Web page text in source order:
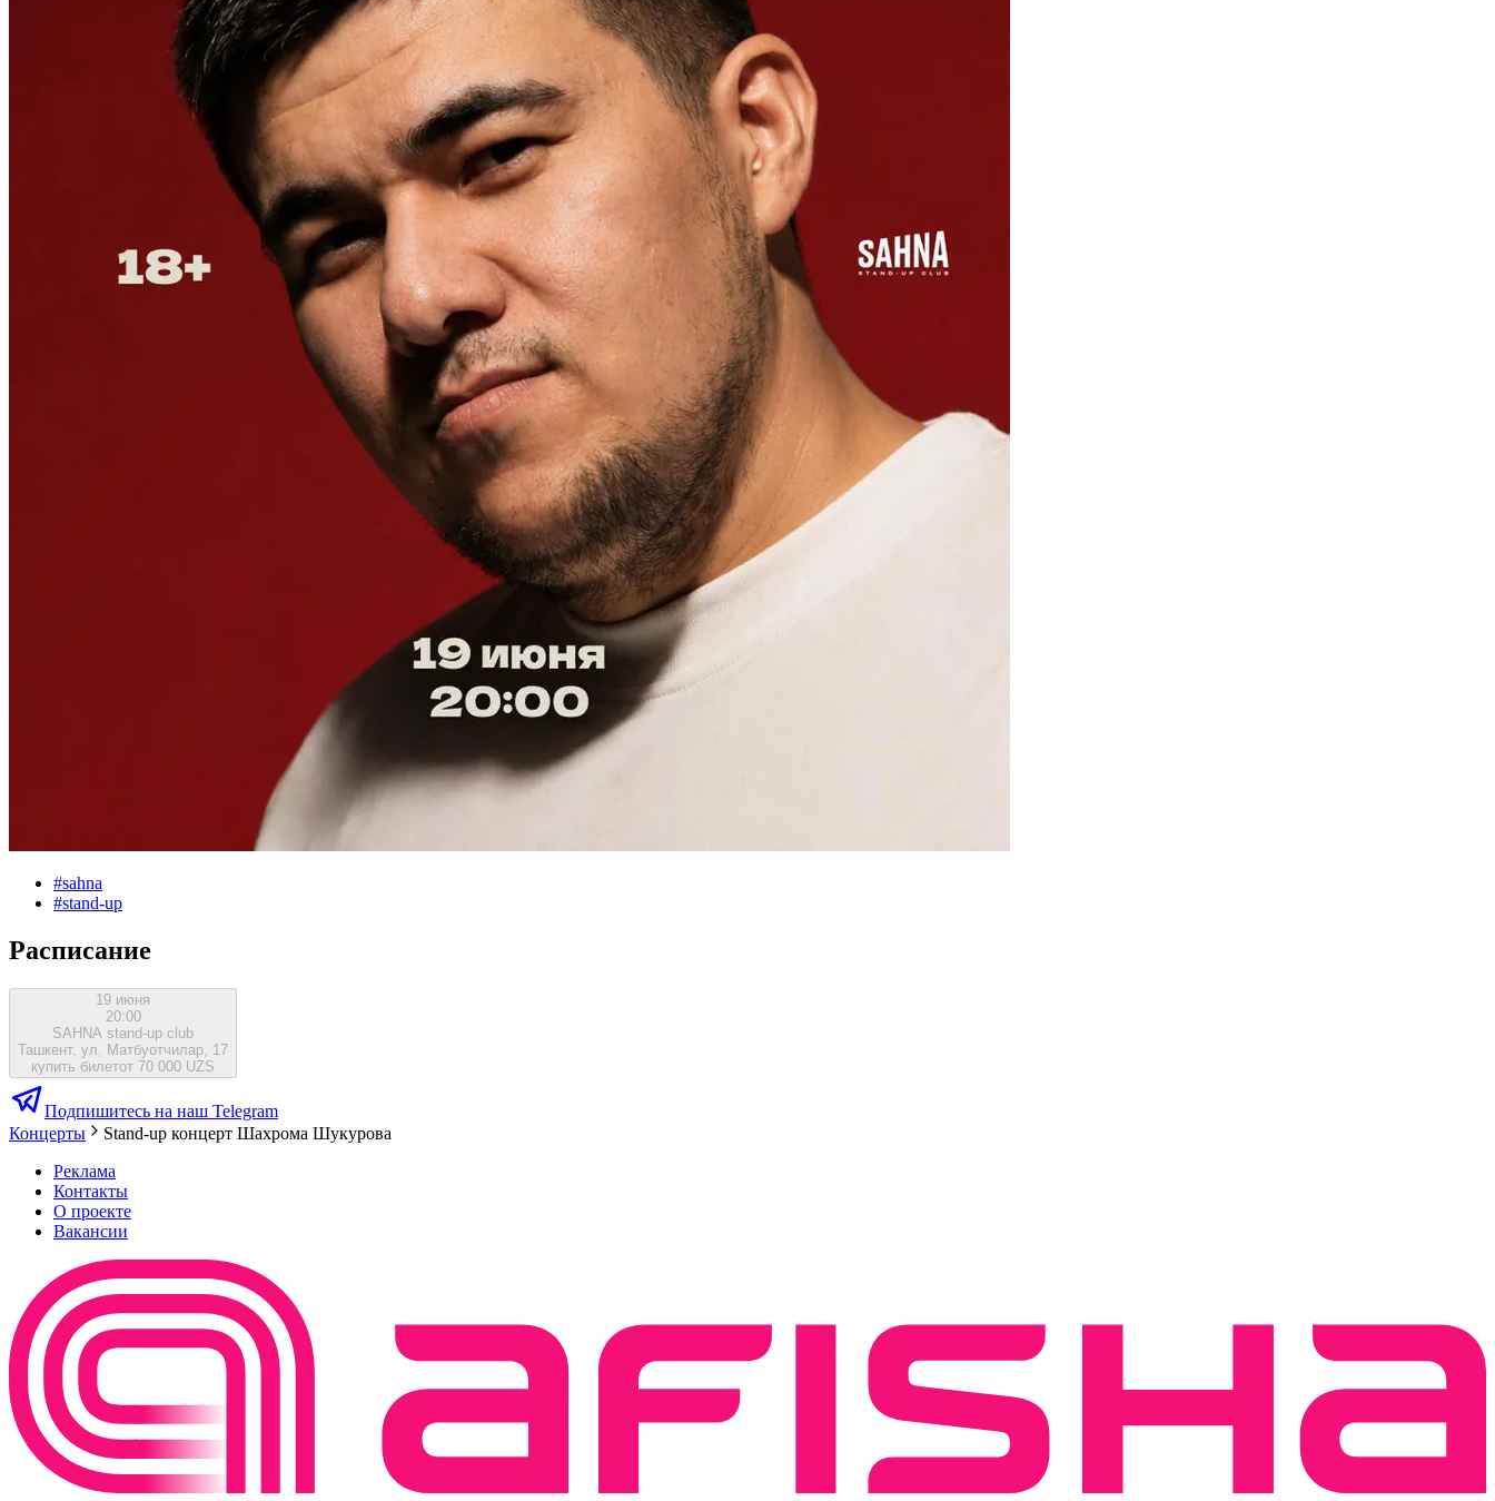
#sahna
#stand-up
Расписание
19 июня
20:00
SAHNA stand-up club
Ташкент, ул. Матбуотчилар, 17
купить билетот 70 000 UZS
Подпишитесь на наш Telegram
Концерты
Stand-up концерт Шахрома Шукурова
Реклама
Контакты
О проекте
Вакансии